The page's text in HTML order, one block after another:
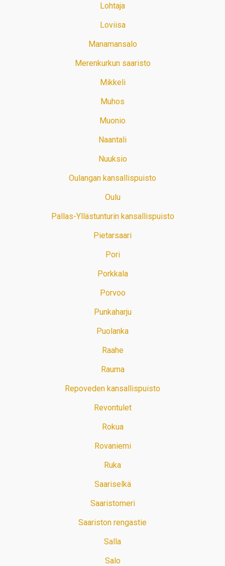
Lohtaja
Loviisa
Manamansalo
Merenkurkun saaristo
Mikkeli
Muhos
Muonio
Naantali
Nuuksio
Oulangan kansallispuisto
Oulu
Pallas-Yllästunturin kansallispuisto
Pietarsaari
Pori
Porkkala
Porvoo
Punkaharju
Puolanka
Raahe
Rauma
Repoveden kansallispuisto
Revontulet
Rokua
Rovaniemi
Ruka
Saariselkä
Saaristomeri
Saariston rengastie
Salla
Salo